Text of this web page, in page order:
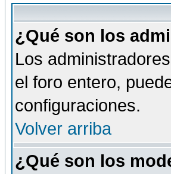
¿Qué son los
Los
el foro entero,
configuraciones.
Volver arriba
¿Qué son los